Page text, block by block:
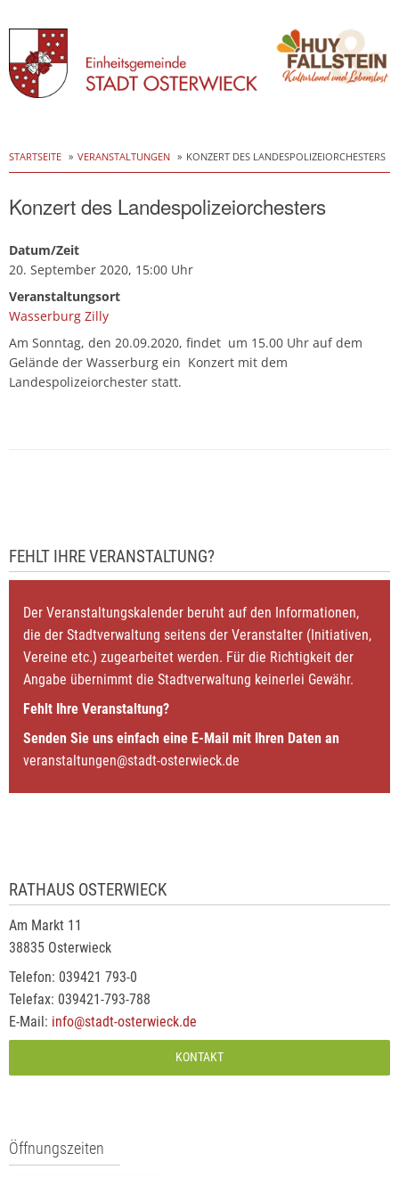
to
content
STARTSEITE VERANSTALTUNGEN KONZERT DES LANDESPOLIZEIORCHESTERS
Konzert des Landespolizeiorchesters
Datum/Zeit
20. September 2020, 15:00 Uhr
Veranstaltungsort
Wasserburg Zilly
Am Sonntag, den 20.09.2020, findet um 15.00 Uhr auf dem
Gelände der Wasserburg ein Konzert mit dem
Landespolizeiorchester statt.
FEHLT IHRE VERANSTALTUNG?
Der Veranstaltungskalender beruht auf den Informationen,
die der Stadtverwaltung seitens der Veranstalter (Initiativen,
Vereine etc.) zugearbeitet werden. Für die Richtigkeit der
Angabe übernimmt die Stadtverwaltung keinerlei Gewähr.
Fehlt Ihre Veranstaltung?
Senden Sie uns einfach eine E-Mail mit Ihren Daten an
veranstaltungen@stadt-osterwieck.de
RATHAUS OSTERWIECK
Am Markt 11
38835 Osterwieck
Telefon: 039421 793-0
Telefax: 039421-793-788
E-Mail: info@stadt-osterwieck.de
KONTAKT
Öffnungszeiten